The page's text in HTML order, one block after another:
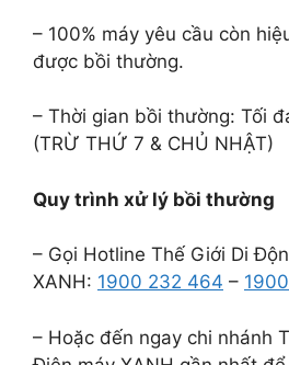
– 100% máy yêu cầu còn
được bồi thường.
– Thời gian bồi thường: Tối
(TRỪ THỨ 7 & CHỦ NHẬT)
Quy trình xử lý bồi thường
– Gọi Hotline Thế Giới Di
XANH: 1900 232 464 –
– Hoặc đến ngay chi nhánh